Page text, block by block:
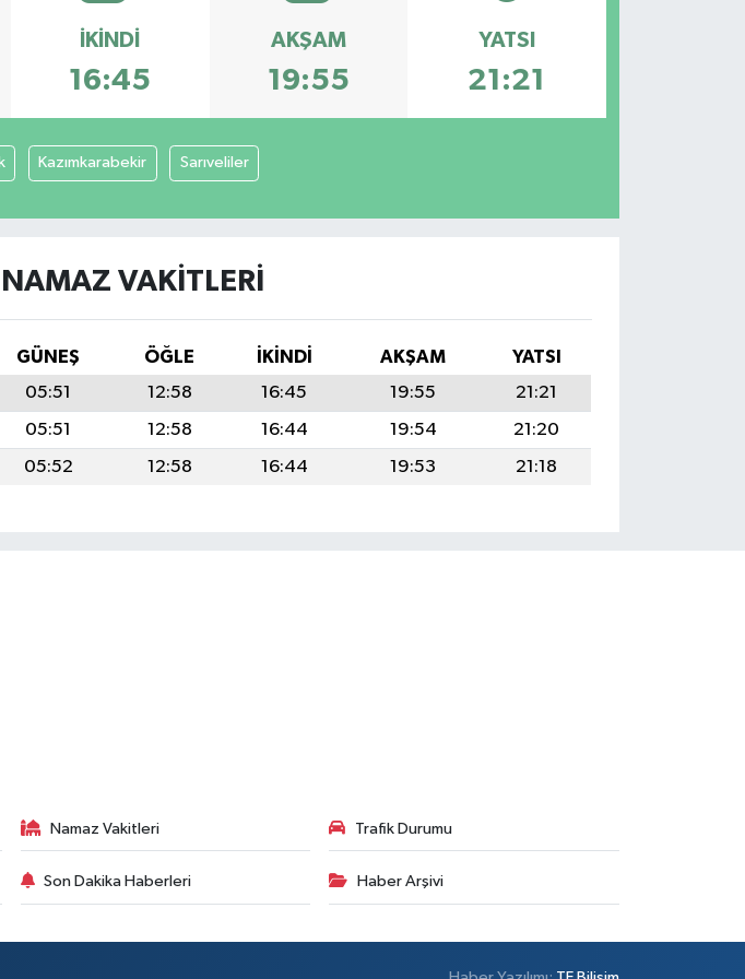
İKINDI
16:45
AKŞAM
19:55
YATSI
21:21
Kazımkarabekir Sarıveliler
VAKITLERI
GÜNEŞ ÖĞLE İKINDI AKŞAM
YATSI
05:51 12:58 16:45 19:55
21:21
05:51 12:58 16:44 19:54
21:20
05:52 12:58 16:44 19:53 21:18
Namaz Vakitleri Trafik Durumu
Son Dakika Haberleri Haber Arşivi